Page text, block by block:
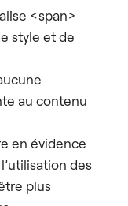
<span>
style et de
au contenu
en évidence
des
plus